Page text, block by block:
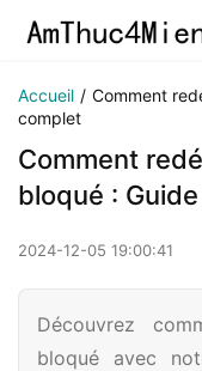
Accueil / Comment
complet
Comment
bloqué :
2024-12-05 19:00:41
Découvrez
bloqué avec